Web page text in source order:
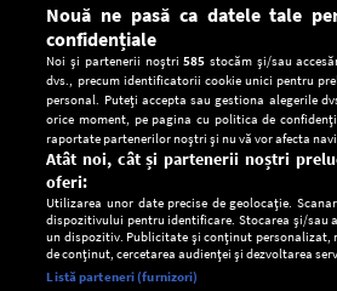
Setări:
Nouă ne pasă ca datele tale
confidențiale
Noi și partenerii noștri585 stocăm și/sau
dvs., precum identificatorii cookie unici pentru
personal. Puteți accepta sau gestiona alegerile
orice moment, pe pagina cu politica de
raportate partenerilor noștri și nu vă vor afecta
Atât noi, cât și partenerii noștri
oferi:
Utilizarea unor date precise de geolocație.
dispozitivului pentru identificare. Stocarea și/sau
un dispozitiv. Publicitate și conținut
de conținut, cercetarea audienței și dezvoltarea
Listă parteneri (furnizori)